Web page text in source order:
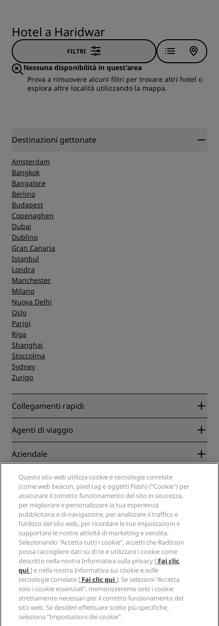
Hotel a Haridwar
FILTRI
Nessuna disponibilità in quest'area
Prova a rimuovere alcuni filtri per trovare altri hotel o
esplora altre località utilizzando la mappa.
Destinazioni gettonate
Amsterdam
Bangkok
Bangalore
Berlino
Budapest
Copenaghen
Dubai
Dublino
Gran Canaria
Istanbul
Londra
Manchester
Milano
Nuova Delhi
Oslo
Parigi
Riga
Shanghai
Stoccolma
Sydney
Zurigo
Collegamenti rapidi
Radisson Rewards
Blog
Destinazioni
APP Radisson Hotels
Hotel Approvati per sport
Hotel per famiglie
Salute e sicurezza
Agenti di viaggio
Partner
Agenti di viaggio
Aziendale
Radisson Hotel Group
Media
Opportunità di lavoro in RHG
Opportunità di lavoro in PPHE
Opportunità di lavoro in EHL
The Club by RHG
Opportunità di sviluppo
Responsible Business
Approvvigionamento
Note legali
Centro sulla privacy
Note legali
Termini e condizioni di Radisson Rewards
Termini e condizioni di utilizzo del sito
Accessibilità digitale
Dichiarazione sulla schiavitù moderna
Aiuto
Avvisi per i consumatori
Contatti
Domande frequenti
Mappa del sito
Social media
Marchi Radisson Hotels
Questo sito web utilizza cookie e tecnologie correlate
(come web beacon, pixel tag e oggetti Flash) (“Cookie”) per
assicurare il corretto funzionamento del sito in sicurezza,
per migliorare e personalizzare la tua esperienza
pubblicitaria e di navigazione, per analizzare il traffico e
l’utilizzo del sito web, per ricordare le tue impostazioni e
supportare le nostre attività di marketing e vendita.
Selezionando "Accetta tutti i cookie", accetti che Radisson
possa raccogliere dati su di te e utilizzare i cookie come
descritto nella nostra Informativa sulla privacy [ Fai clic
qui] e nella nostra Informativa sui cookie e sulle
tecnologie correlate [ Fai clic qui]. Se selezioni "Accetta
solo i cookie essenziali", memorizzeremo solo i cookie
strettamente necessari per il corretto funzionamento del
sito web. Se desideri effettuare scelte più specifiche,
seleziona “Impostazioni dei cookie”.